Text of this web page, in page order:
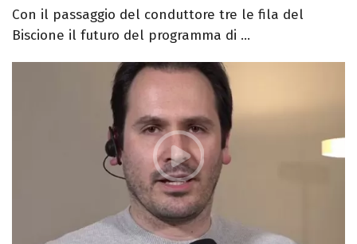
Con il passaggio del conduttore tre le fila del
Biscione il futuro del programma di ...